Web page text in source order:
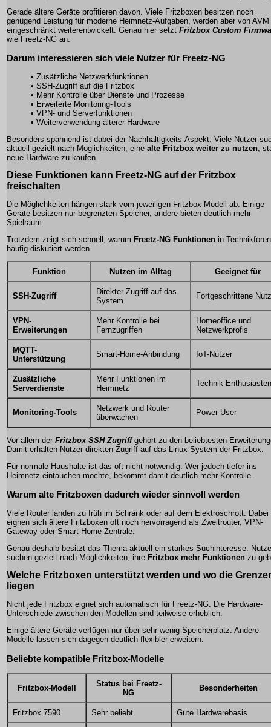
Gerade ältere Geräte profitieren davon. Viele Fritzboxen besitzen noch
genügend Leistung für moderne Heimnetz-Aufgaben, werden aber von AVM
eingeschränkt weiterentwickelt. Genau hier setzt Fritzbox Custom
wie Freetz-NG an.
Darum interessieren sich viele Nutzer für Freetz-NG
• Zusätzliche Netzwerkfunktionen
• SSH-Zugriff auf die Fritzbox
• Mehr Kontrolle über Dienste und Prozesse
• Erweiterte Monitoring-Tools
• VPN- und Serverfunktionen
• Weiterverwendung älterer Hardware
Besonders spannend ist dabei der Nachhaltigkeits-Aspekt. Viele Nutzer
aktuell gezielt nach Möglichkeiten, eine alte Fritzbox weiter zu nutzen ,
neue Hardware zu kaufen.
Diese Funktionen kann Freetz-NG auf der Fritzbox
freischalten
Die Möglichkeiten hängen stark vom jeweiligen Fritzbox-Modell ab. Einige
Geräte besitzen nur begrenzten Speicher, andere bieten deutlich mehr
Spielraum.
Trotzdem zeigt sich schnell, warum Freetz-NG Funktionen in
häufig diskutiert werden.
Funktion Nutzen im Alltag Geeignet für
SSH-Zugriff
Direkter Zugriff auf das
System
Fortgeschrittene
VPN-
Erweiterungen
Mehr Kontrolle bei
Fernzugriffen
Homeoffice und
Netzwerkprofis
MQTT-
Unterstützung
Smart-Home-Anbindung IoT-Nutzer
Zusätzliche
Serverdienste
Mehr Funktionen im
Heimnetz
Technik-Enthusiasten
Monitoring-Tools
Netzwerk und Router
überwachen
Power-User
Vor allem der Fritzbox SSH Zugriffgehört zu den beliebtesten
Damit erhalten Nutzer direkten Zugriff auf das Linux-System der Fritzbox.
Für normale Haushalte ist das oft nicht notwendig. Wer jedoch tiefer ins
Heimnetz eintauchen möchte, bekommt damit deutlich mehr Kontrolle.
Warum alte Fritzboxen dadurch wieder sinnvoll werden
Viele Router landen zu früh im Schrank oder auf dem Elektroschrott. Dabei
eignen sich ältere Fritzboxen oft noch hervorragend als Zweitrouter, VPN-
Gateway oder Smart-Home-Zentrale.
Genau deshalb besitzt das Thema aktuell ein starkes Suchinteresse.
suchen gezielt nach Möglichkeiten, ihre Fritzbox mehr Funktionen zu
Welche Fritzboxen unterstützt werden und wo die
liegen
Nicht jede Fritzbox eignet sich automatisch für Freetz-NG. Die Hardware-
Unterschiede zwischen den Modellen sind teilweise erheblich.
Einige ältere Geräte verfügen nur über sehr wenig Speicherplatz. Andere
Modelle lassen sich dagegen deutlich flexibler erweitern.
Beliebte kompatible Fritzbox-Modelle
Fritzbox-Modell
Status bei Freetz-
NG
Besonderheiten
Fritzbox 7590 Sehr beliebt Gute Hardwarebasis